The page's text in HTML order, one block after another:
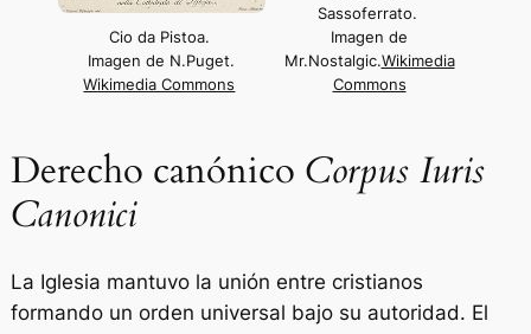
Cio da Pistoa.
Imagen de N.Puget.
Wikimedia Commons
Sassoferrato.
Imagen de
Mr.Nostalgic.Wikimedia
Commons
Derecho canónico Corpus Iuris
Canonici
La Iglesia mantuvo la unión entre cristianos
formando un orden universal bajo su autoridad. El